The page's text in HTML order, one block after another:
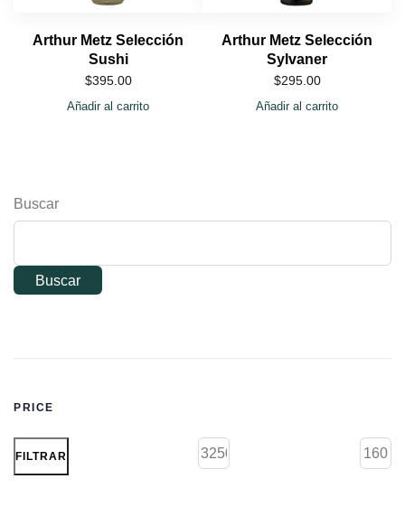
Arthur Metz Selección
Sushi
$395.00
Añadir al carrito
Arthur Metz Selección
Sylvaner
$295.00
Añadir al carrito
Buscar
Buscar
PRICE
FILTRAR